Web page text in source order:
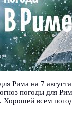
Рима на 7
погоды для
Хорошей всем